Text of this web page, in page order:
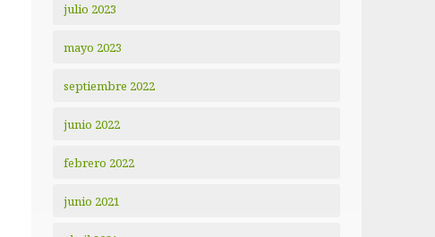
julio 2023
mayo 2023
septiembre 2022
junio 2022
febrero 2022
junio 2021